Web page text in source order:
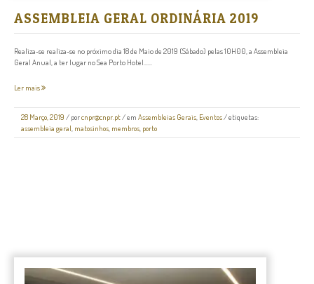
ASSEMBLEIA GERAL ORDINÁRIA 2019
Realiza-se realiza-se no próximo dia 18 de Maio de 2019 (Sábado) pelas 10H00, a Assembleia
Geral Anual, a ter lugar no Sea Porto Hotel......
Ler mais
28 Março, 2019 / porcnpr@cnpr.pt/ em Assembleias Gerais, Eventos/ etiquetas:
assembleia geral, matosinhos, membros, porto